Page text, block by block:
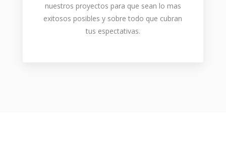
nuestros proyectos para que sean lo mas
exitosos posibles y sobre todo que cubran
tus espectativas.